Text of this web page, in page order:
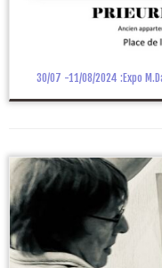
30/07 -11/08/2024 :Expo